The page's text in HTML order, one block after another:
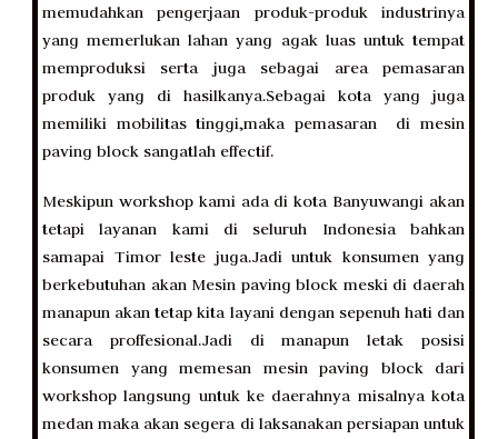
memudahkan pengerjaan produk-produk industrinya
yang memerlukan lahan yang agak luas untuk tempat
memproduksi serta juga sebagai area pemasaran
produk yang di hasilkanya.Sebagai kota yang juga
memiliki mobilitas tinggi,maka pemasaran di mesin
paving block sangatlah effectif.
Meskipun workshop kami ada di kota Banyuwangi akan
tetapi layanan kami di seluruh Indonesia bahkan
samapai Timor leste juga.Jadi untuk konsumen yang
berkebutuhan akan Mesin paving block meski di daerah
manapun akan tetap kita layani dengan sepenuh hati dan
secara proffesional.Jadi di manapun letak posisi
konsumen yang memesan mesin paving block dari
workshop langsung untuk ke daerahnya misalnya kota
medan maka akan segera di laksanakan persiapan untuk